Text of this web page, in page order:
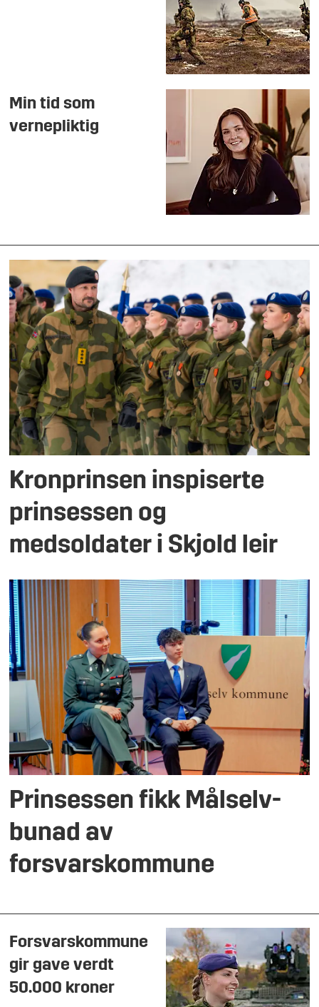
Min tid som
vernepliktig
Kronprinsen inspiserte
prinsessen og
medsoldater i Skjold leir
Prinsessen fikk Målselv-
bunad av
forsvarskommune
Forsvarskommune
gir gave verdt
50.000 kroner